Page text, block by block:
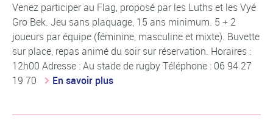
Venez participer au Flag, proposé par les Luths et les Vyé
Gro Bek. Jeu sans plaquage, 15 ans minimum. 5 + 2
joueurs par équipe (féminine, masculine et mixte). Buvette
sur place, repas animé du soir sur réservation. Horaires :
12h00 Adresse : Au stade de rugby Téléphone : 06 94 27
19 70
En savoir plus